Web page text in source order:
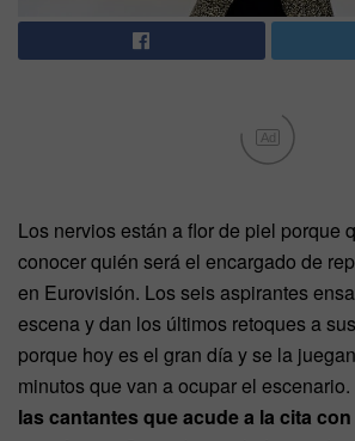
Ad
Los nervios están a flor de piel porque
conocer quién será el encargado de
en Eurovisión. Los seis aspirantes
escena y dan los últimos retoques a
porque hoy es el gran día y se la
minutos que van a ocupar el escenario.
las cantantes que acude a la cita